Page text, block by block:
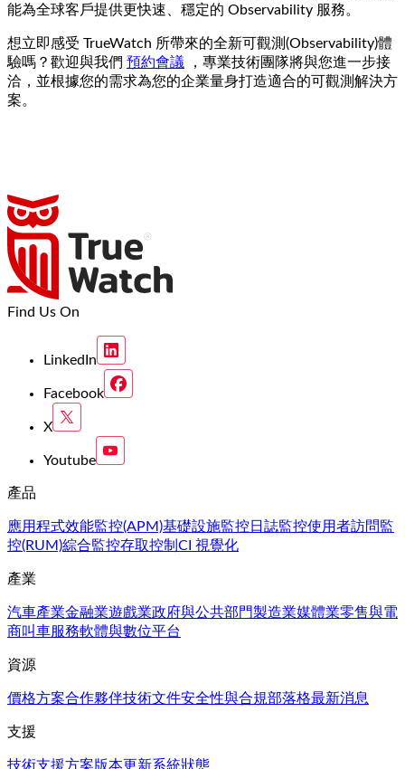
能為全球客戶提供更快速、穩定的 Observability 服務。
想立即感受 TrueWatch 所帶來的全新可觀測(Observability)體
驗嗎？歡迎與我們 預約會議 ，專業技術團隊將與您進一步接
洽，並根據您的需求為您的企業量身打造適合的可觀測解決方
案。
Find Us On
LinkedIn
Facebook
X
Youtube
產品
應用程式效能監控(APM)基礎設施監控日誌監控使用者訪問監
控(RUM)綜合監控存取控制 CI 視覺化
產業
汽車產業金融業遊戲業政府與公共部門製造業媒體業零售與電
商叫車服務軟體與數位平台
資源
價格方案合作夥伴技術文件安全性與合規部落格最新消息
支援
技術支援方案版本更新系統狀態